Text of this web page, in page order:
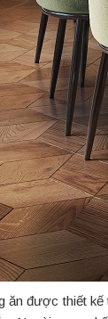
ăn được thiết